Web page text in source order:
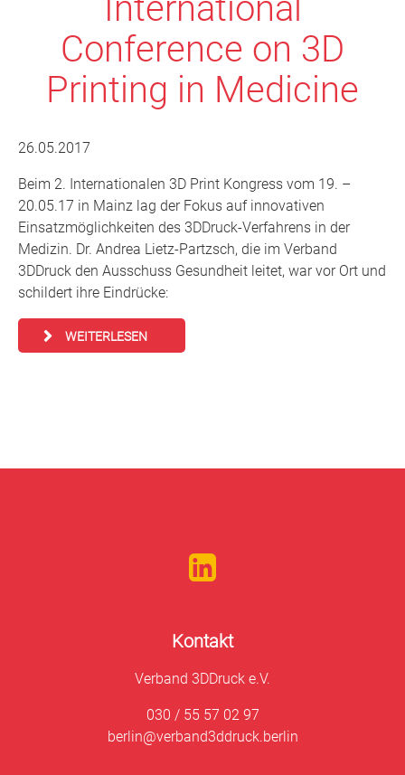
Conference on 3D
Printing in Medicine
26.05.2017
Beim 2. Internationalen 3D Print Kongress vom 19. –
20.05.17 in Mainz lag der Fokus auf innovativen
Einsatzmöglichkeiten des 3DDruck-Verfahrens in der
Medizin. Dr. Andrea Lietz-Partzsch, die im Verband
3DDruck den Ausschuss Gesundheit leitet, war vor Ort und
schildert ihre Eindrücke:
WEITERLESEN
Kontakt
Verband 3DDruck e.V.
030 / 55 57 02 97
berlin@verband3ddruck.berlin